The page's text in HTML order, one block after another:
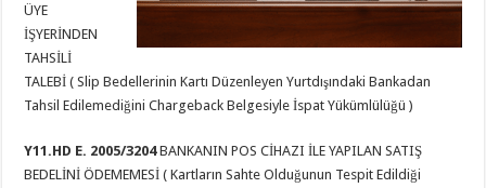
ÜYE
İŞYERİNDEN
TAHSİLİ
TALEBİ ( Slip Bedellerinin Kartı Düzenleyen Yurtdışındaki Bankadan
Tahsil Edilemediğini Chargeback Belgesiyle İspat Yükümlülüğü )
Y11.HD E. 2005/3204 BANKANIN POS CİHAZI İLE YAPILAN SATIŞ
BEDELİNİ ÖDEMEMESİ ( Kartların Sahte Olduğunun Tespit Edildiği